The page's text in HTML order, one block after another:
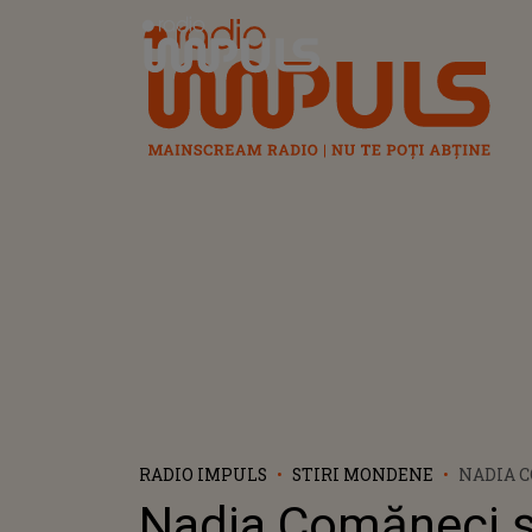
Radio Impuls
RADIO IMPULS STIRI MONDENE
NADIA
NUNTĂ!